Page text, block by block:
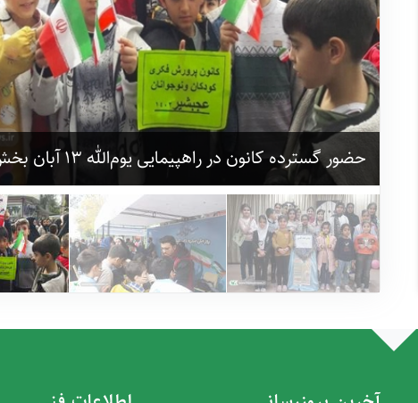
حضور گسترده کانون در راهپیمایی یوم‌الله ۱۳ آبان بخش دوم